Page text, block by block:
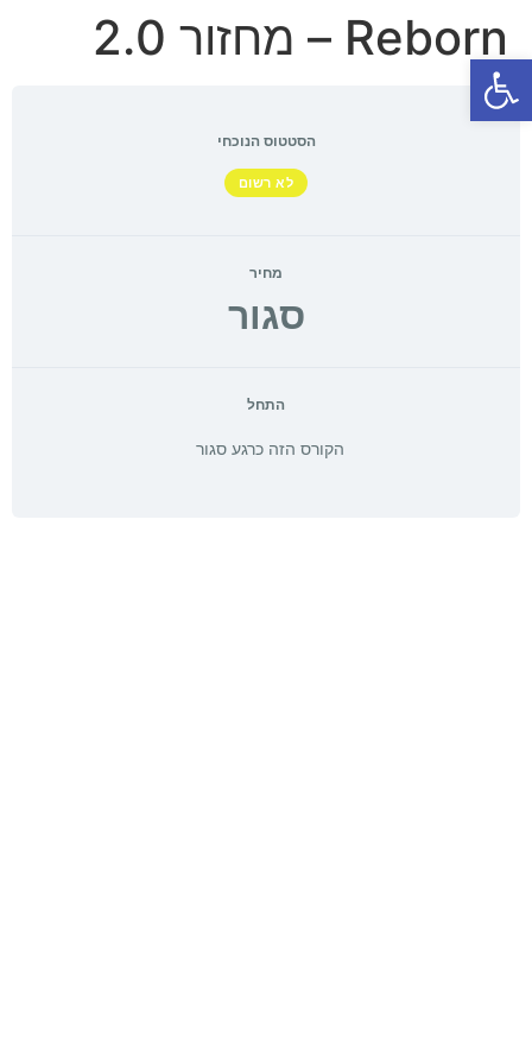
פתח סרגל נגישות
Reborn – מחזור 2.0
הסטטוס הנוכחי
לא רשום
מחיר
סגור
התחל
הקורס הזה כרגע סגור